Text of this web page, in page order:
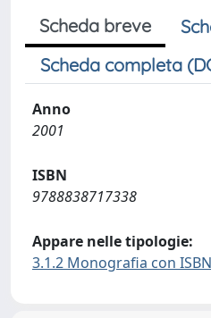
Scheda breve
Scheda completa
Anno
2001
ISBN
9788838717338
Appare nelle tipologie:
3.1.2 Monografia con ISBN